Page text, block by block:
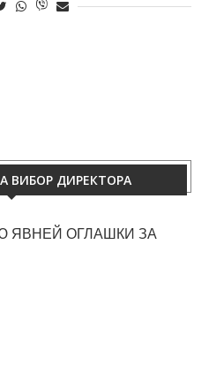
ВИБОР ДИРЕКТОРА
ЯВНЕЙ ОГЛАШКИ ЗА